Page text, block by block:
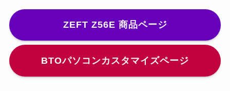
ZEFT Z56E 商品ページ
BTOパソコンカスタマイズページ